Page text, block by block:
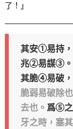
了！」
其安①易持，
兆②易謀③。
其脆④易破，
脆弱易破除
去也。 爲⑤
牙之時，塞